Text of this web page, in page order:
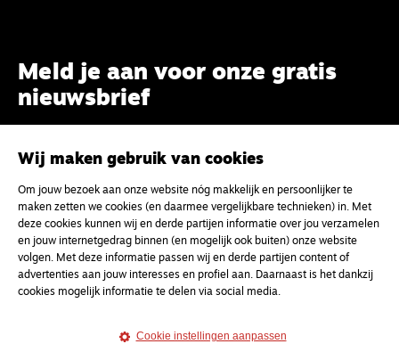
Meld je aan voor onze gratis
nieuwsbrief
Wij maken gebruik van cookies
Om jouw bezoek aan onze website nóg makkelijk en persoonlijker te
maken zetten we cookies (en daarmee vergelijkbare technieken) in. Met
deze cookies kunnen wij en derde partijen informatie over jou verzamelen
en jouw internetgedrag binnen (en mogelijk ook buiten) onze website
volgen. Met deze informatie passen wij en derde partijen content of
advertenties aan jouw interesses en profiel aan. Daarnaast is het dankzij
cookies mogelijk informatie te delen via social media.
Cookie instellingen aanpassen